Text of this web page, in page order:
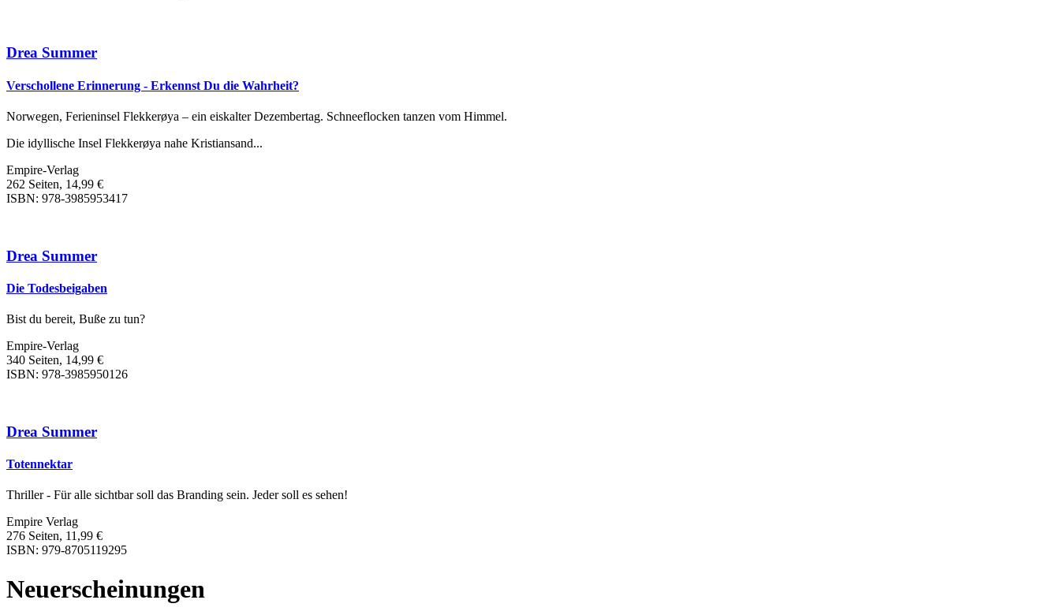
Drea Summer
Verschollene Erinnerung - Erkennst Du die Wahrheit?
Norwegen, Ferieninsel Flekkerøya – ein eiskalter Dezembertag. Schneeflocken tanzen vom Himmel.
Die idyllische Insel Flekkerøya nahe Kristiansand...
Empire-Verlag
262 Seiten, 14,99 €
ISBN: 978-3985953417
Drea Summer
Die Todesbeigaben
Bist du bereit, Buße zu tun?
Empire-Verlag
340 Seiten, 14,99 €
ISBN: 978-3985950126
Drea Summer
Totennektar
Thriller - Für alle sichtbar soll das Branding sein. Jeder soll es sehen!
Empire Verlag
276 Seiten, 11,99 €
ISBN: 979-8705119295
Neuerscheinungen